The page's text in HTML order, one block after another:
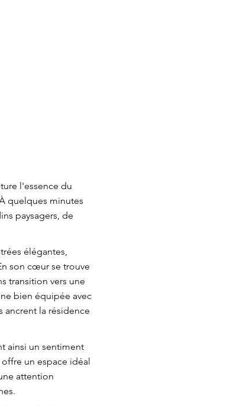
l'essence du
quelques minutes
paysagers, de
élégantes,
son cœur se trouve
transition vers une
bien équipée avec
la résidence
ainsi un sentiment
un espace idéal
attention